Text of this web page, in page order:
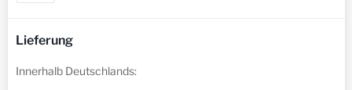
Lieferung
Innerhalb Deutschlands: